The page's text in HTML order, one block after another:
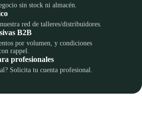
sin stock ni almacén.
red de talleres/distribuidores.
B2B
por volumen, y condiciones
rappel.
profesionales
Solicita tu cuenta profesional.